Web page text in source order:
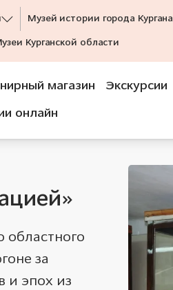
Музей истории города Кургана
Курганской области
магазин Экскурсии
онлайн
областного
за
и эпох из